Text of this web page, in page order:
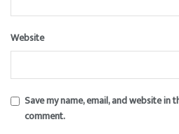
Website
Save my name, email, and website
comment.